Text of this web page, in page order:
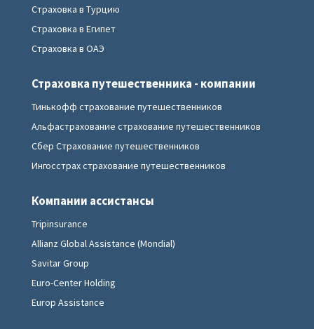
Страховка в Турцию
Страховка в Египет
Страховка в ОАЭ
Страховка путешественника - компании
Тинькофф страхование путешественников
Альфастрахование страхование путешественников
Сбер Страхование путешественников
Ингосстрах страхование путешественников
Компании ассистансы
Tripinsurance
Allianz Global Assistance (Mondial)
Savitar Group
Euro-Center Holding
Europ Assistance